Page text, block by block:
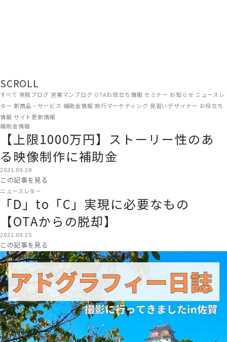
SCROLL
すべて 常務ブログ 営業マンブログ OTAお役立ち情報 セミナー お知らせ ニュースレ
ター 新商品・サービス 補助金情報 旅行マーケティング 見習いデザイナー お役立ち
情報 サイト更新情報
補助金情報
【上限1000万円】ストーリー性のあ
る映像制作に補助金
2021.09.28
この記事を見る
ニュースレター
「D」to「C」実現に必要なもの
【OTAからの脱却】
2021.09.25
この記事を見る